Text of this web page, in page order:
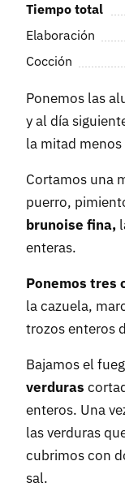
Tiempo total
Elaboración
Cocción
Ponemos las
y al día
la mitad
Cortamos una
puerro,
brunoise fina,
enteras.
Ponemos tres
la cazuela,
trozos enteros
Bajamos el
verduras
enteros. Una
las verduras
cubrimos con
sal.